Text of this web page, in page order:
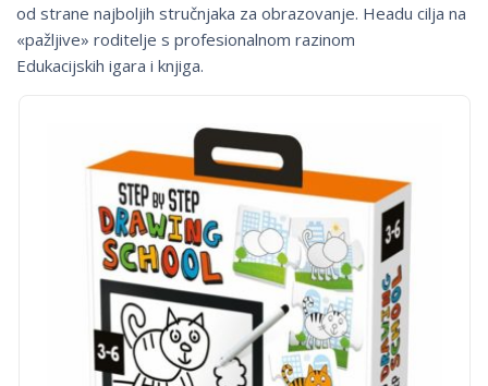
od strane najboljih stručnjaka za obrazovanje. Headu cilja na
«pažljive» roditelje s profesionalnom razinom
Edukacijskih igara i knjiga.